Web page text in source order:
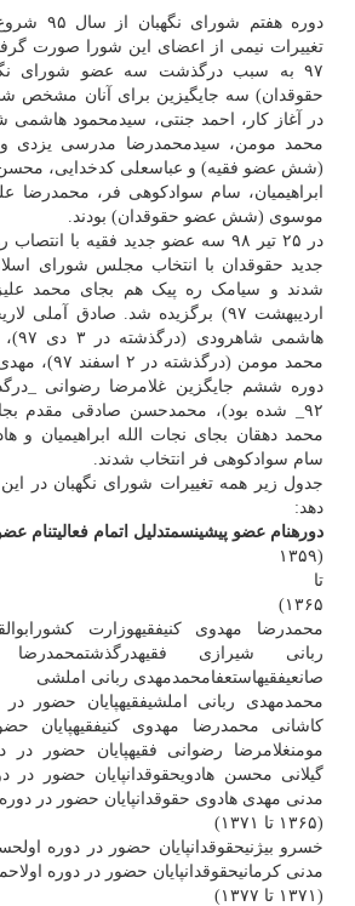
تغییرات نیمی از اعضای این شورا صورت
۹۷ به سبب درگذشت سه عضو شورای
حقوقدان) سه جایگیزین برای آنان مشخص
در آغاز کار، احمد جنتی، سیدمحمود هاشمی
محمد مومن، سیدمحمدرضا مدرسی یزدی
(شش عضو فقیه) و عباسعلی کدخدایی، محسن
ابراهیمیان، سام سوادکوهی فر، محمدرضا
موسوی (شش عضو حقوقدان) بودند.
در ۲۵ تیر ۹۸ سه عضو جدید فقیه با
جدید حقوقدان با انتخاب مجلس شورای
اردیبهشت ۹۷) برگزیده شد. صادق
محمد مومن
۹۲_ شده بود)، محمدحسن صادقی مقدم
محمد دهقان بجای نجات الله ابراهیمیان و
سام سوادکوهی فر انتخاب شدند.
دهد:
دورهنام عضو پیشینسمتدلیل اتمام فعالیتنام
(۱۳۵۹
تا
۱۳۶۵)
محمدرضا مهدوی کنیفقیهوزارت
ربانی شیرازی
صانعیفقیهاستعفامحمدمهدی ربانی املشی
محمدمهدی ربانی املشیفقیهپایان حضور
کاشانی محمدرضا مهدوی کنیفقیهپایان
مومنغلامرضا رضوانی فقیهپایان حضور در
گیلانی محسن هادویحقوقدانپایان حضور در
مدنی مهدی هادوی حقوقدانپایان حضور در
(۱۳۶۵ تا ۱۳۷۱)
خسرو بیژنیحقوقدانپایان حضور در دوره
مدنی کرمانیحقوقدانپایان حضور در دوره
(۱۳۷۱ تا ۱۳۷۷)